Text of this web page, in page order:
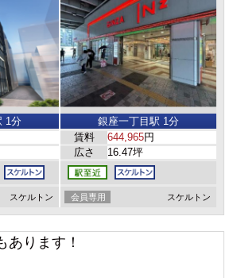
1分
スケルトン
銀座一丁目駅 1分
賃料
644,965円
広さ
16.47坪
会員専用 スケルトン
あります！